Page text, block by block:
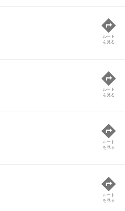
ルート
を見る
ルート
を見る
ルート
を見る
ルート
を見る